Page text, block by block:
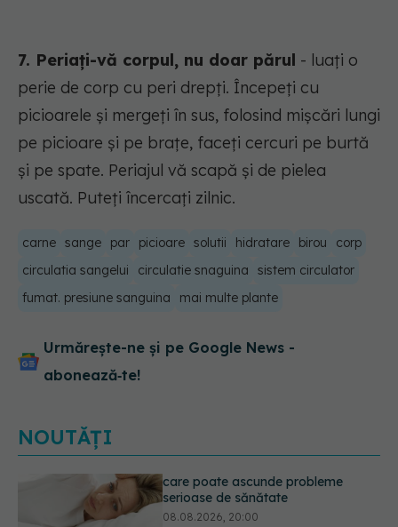
7. Periați-vă corpul, nu doar părul - luați o
perie de corp cu peri drepți. Începeți cu
picioarele și mergeți în sus, folosind mișcări lungi
pe picioare și pe brațe, faceți cercuri pe burtă
și pe spate. Periajul vă scapă și de pielea
uscată. Puteți încercați zilnic.
carne sange par picioare solutii hidratare birou
corp
circulatia sangelui
circulatie snaguina
sistem circulator
fumat. presiune sanguina
mai multe plante
Urmărește-ne și pe Google News -
abonează‑te!
NOUTĂȚI
Ce poți mânca și ce trebuie să eviți
dacă ai gastrită: exemplu de meniu